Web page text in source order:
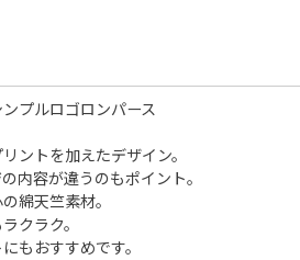
プルロゴロンパース
ントを加えたデザイン。
内容が違うのもポイント。
綿天竺素材。
クラク。
もおすすめです。